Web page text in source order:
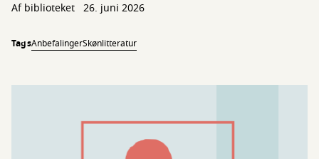
Af biblioteket 26. juni 2026
TagsAnbefalingerSkønlitteratur